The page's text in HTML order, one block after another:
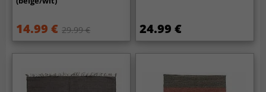
14.99 € 29.99 € 24.99 €